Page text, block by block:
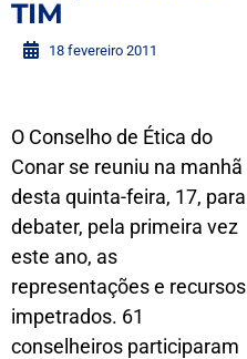
TIM
18 fevereiro 2011
O Conselho de Ética do
Conar se reuniu na manhã
desta quinta-feira, 17, para
debater, pela primeira vez
este ano, as
representações e recursos
impetrados. 61
conselheiros participaram